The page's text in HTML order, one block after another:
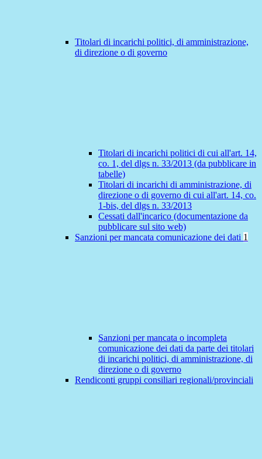
Titolari di incarichi politici, di amministrazione,
di direzione o di governo
Titolari di incarichi politici di cui all'art. 14,
co. 1, del dlgs n. 33/2013 (da pubblicare in
tabelle)
Titolari di incarichi di amministrazione, di
direzione o di governo di cui all'art. 14, co.
1-bis, del dlgs n. 33/2013
Cessati dall'incarico (documentazione da
pubblicare sul sito web)
Sanzioni per mancata comunicazione dei dati 1
Sanzioni per mancata o incompleta
comunicazione dei dati da parte dei titolari
di incarichi politici, di amministrazione, di
direzione o di governo
Rendiconti gruppi consiliari regionali/provinciali